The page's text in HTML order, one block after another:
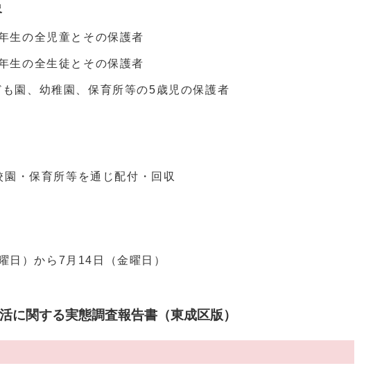
生の全児童とその保護者
生の全生徒とその保護者
園、幼稚園、保育所等の5歳児の保護者
・保育所等を通じ配付・回収
日）から7月14日（金曜日）
に関する実態調査報告書（東成区版）